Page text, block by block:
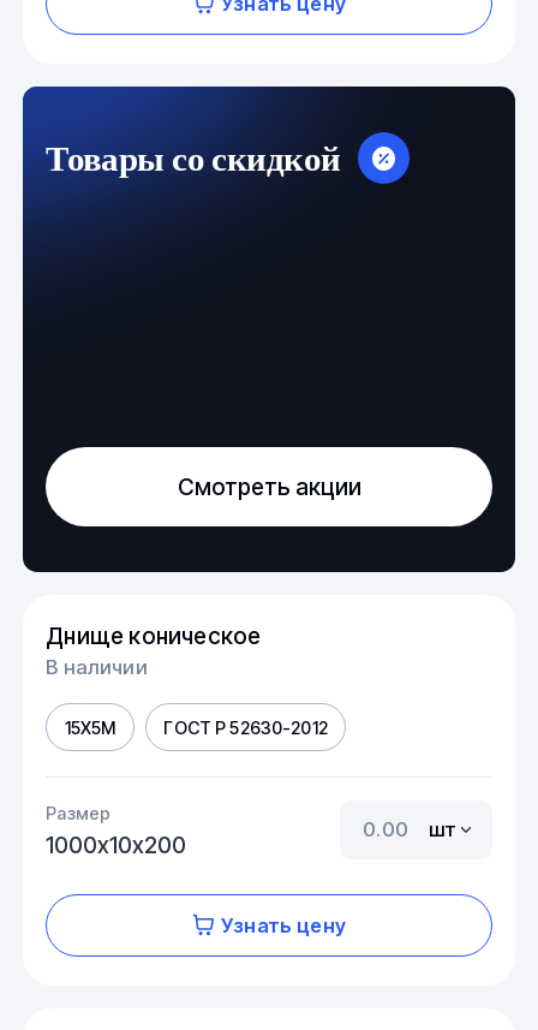
Товары со скидкой
Смотреть акции
Днище коническое
В наличии
15Х5М ГОСТ Р 52630-2012
Размер
1000х10х200
шт
Узнать цену